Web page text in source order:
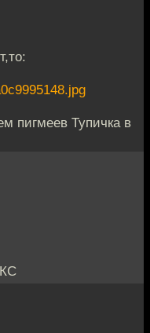
пигмеев Тупичка в